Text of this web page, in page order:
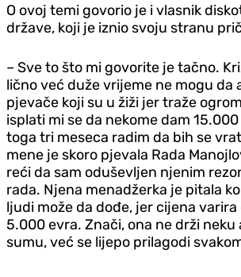
O ovoj temi govorio je i vlasnik
države, koji je iznio svoju stranu
– Sve to što mi govorite je tačno.
lično već duže vrijeme ne mogu da
pjevače koji su u žiži jer traže
isplati mi se da nekome dam
toga tri meseca radim da bih se
mene je skoro pjevala Rada
reći da sam oduševljen njenim
rada. Njena menadžerka je pitala
ljudi može da dođe, jer cijena
5.000 evra. Znači, ona ne drži
sumu, već se lijepo prilagodi